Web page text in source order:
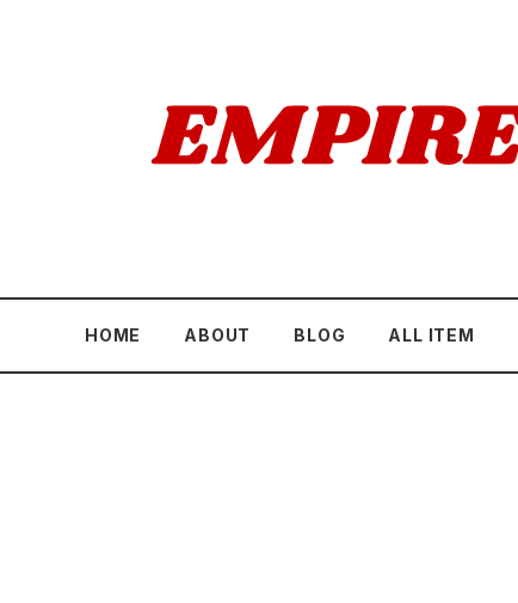
HOME ABOUT BLOG ALL ITEM